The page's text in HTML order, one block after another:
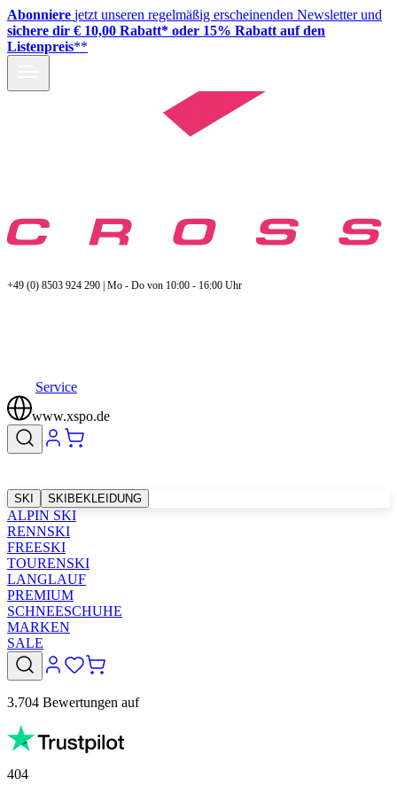
Abonniere jetzt unseren regelmäßig erscheinenden Newsletter und
sichere dir € 10,00 Rabatt* oder 15% Rabatt auf den
Listenpreis**
+49 (0) 8503 924 290 | Mo - Do von 10:00 - 16:00 Uhr
Service
www.xspo.de
SKI SKIBEKLEIDUNG
ALPIN SKI
RENNSKI
FREESKI
TOURENSKI
LANGLAUF
PREMIUM
SCHNEESCHUHE
MARKEN
SALE
3.704 Bewertungen auf
404